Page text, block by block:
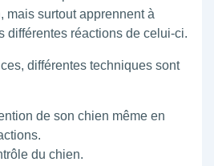
mais surtout apprennent à
différentes réactions de celui-ci.
différentes techniques sont
de son chien même en
du chien.